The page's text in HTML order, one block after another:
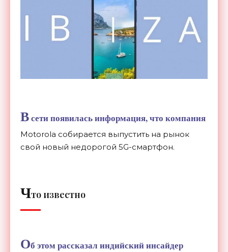
Всети появилась информация, что компания
Motorola собирается выпустить на рынок
свой новый недорогой 5G-смартфон.
Что известно
Об этом рассказал индийский инсайдер